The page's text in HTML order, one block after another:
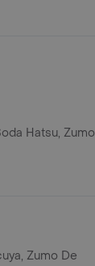
Hatsu, Zumo
Zumo De